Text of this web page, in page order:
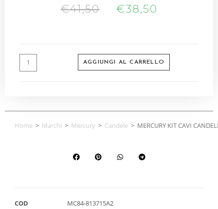
€41,50 €38,50
AGGIUNGI AL CARRELLO
Home > Marchi > Mercury > Candele > MERCURY KIT CAVI
COD
MC84-813715A2